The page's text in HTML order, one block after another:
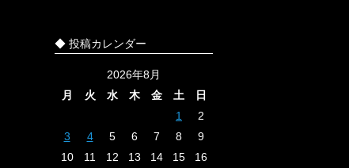
◆ 投稿カレンダー
2026年8月
月
火 水 木 金 土
日
1
2
3
4 5 6 7 8
9
10
11 12 13 14 15
16